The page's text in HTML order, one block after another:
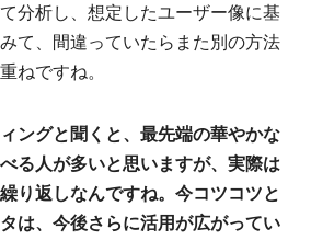
分析し、想定したユーザー像に基
て、間違っていたらまた別の方法
ねですね。
ングと聞くと、最先端の華やかな
る人が多いと思いますが、実際は
り返しなんですね。今コツコツと
は、今後さらに活用が広がってい